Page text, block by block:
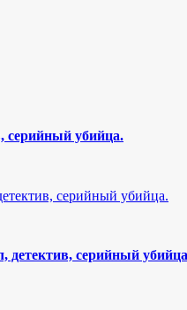
серийный убийца.
серийный